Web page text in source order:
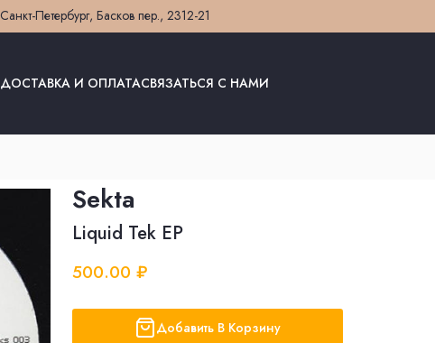
| Санкт-Петербург, Басков пер., 2312-21
ДОСТАВКА И ОПЛАТАСВЯЗАТЬСЯ С НАМИ
Sekta
Liquid Tek EP
500.00 ₽
Добавить В Корзину